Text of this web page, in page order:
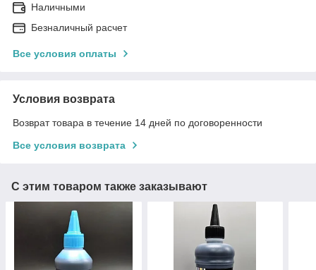
Наличными
Безналичный расчет
Все условия оплаты
Условия возврата
Возврат товара в течение 14 дней по договоренности
Все условия возврата
С этим товаром также заказывают